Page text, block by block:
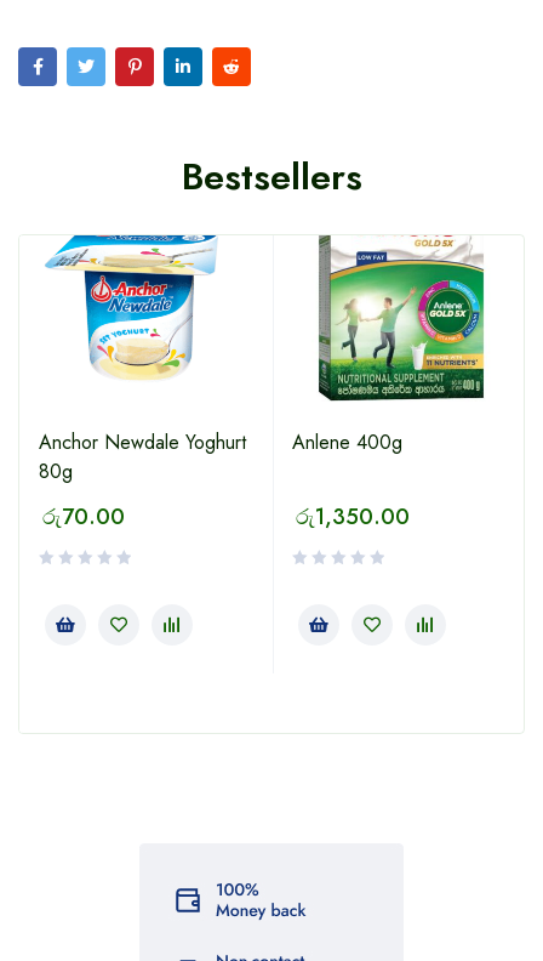
Bestsellers
Anchor Newdale Yoghurt
80g
රු70.00
Anlene 400g
රු1,350.00